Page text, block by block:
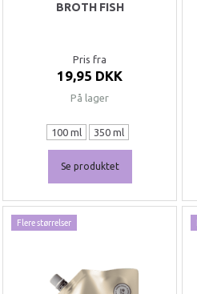
BROTH FISH
Pris fra
19,95 DKK
På lager
100 ml 350 ml
Se produktet
Flere størrelser